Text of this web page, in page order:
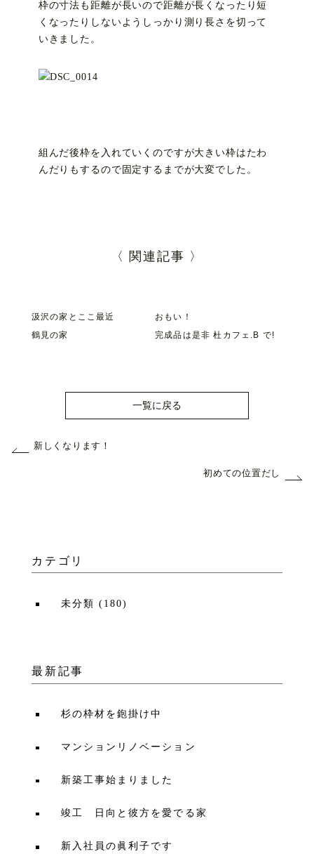
枠の寸法も距離が長いので距離が長くなったり短
くなったりしないようしっかり測り長さを切って
いきました。
組んだ後枠を入れていくのですが大きい枠はたわ
んだりもするので固定するまでが大変でした。
〈 関連記事 〉
汲沢の家とここ最近
おもい！
鶴見の家
完成品は是非 杜カフェ.B で!
一覧に戻る
新しくなります！
初めての位置だし
カテゴリ
未分類 ( 180)
最新記事
杉の枠材を鉋掛け中
マンションリノベーション
新築工事始まりました
竣工 日向と彼方を愛でる家
新入社員の眞利子です